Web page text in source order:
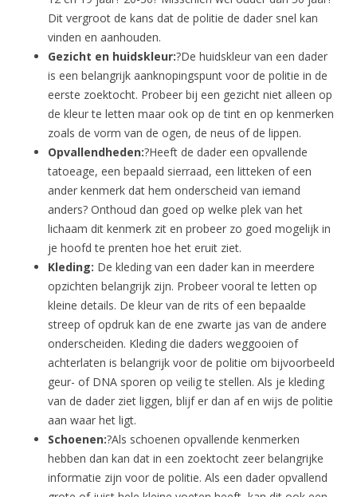
Dit vergroot de kans dat de politie de dader snel kan
vinden en aanhouden.
Gezicht en huidskleur:?De huidskleur van een dader
is een belangrijk aanknopingspunt voor de politie in de
eerste zoektocht. Probeer bij een gezicht niet alleen op
de kleur te letten maar ook op de tint en op kenmerken
zoals de vorm van de ogen, de neus of de lippen.
Opvallendheden:?Heeft de dader een opvallende
tatoeage, een bepaald sierraad, een litteken of een
ander kenmerk dat hem onderscheid van iemand
anders? Onthoud dan goed op welke plek van het
lichaam dit kenmerk zit en probeer zo goed mogelijk in
je hoofd te prenten hoe het eruit ziet.
Kleding: De kleding van een dader kan in meerdere
opzichten belangrijk zijn. Probeer vooral te letten op
kleine details. De kleur van de rits of een bepaalde
streep of opdruk kan de ene zwarte jas van de andere
onderscheiden. Kleding die daders weggooien of
achterlaten is belangrijk voor de politie om bijvoorbeeld
geur- of DNA sporen op veilig te stellen. Als je kleding
van de dader ziet liggen, blijf er dan af en wijs de politie
aan waar het ligt.
Schoenen:?Als schoenen opvallende kenmerken
hebben dan kan dat in een zoektocht zeer belangrijke
informatie zijn voor de politie. Als een dader opvallend